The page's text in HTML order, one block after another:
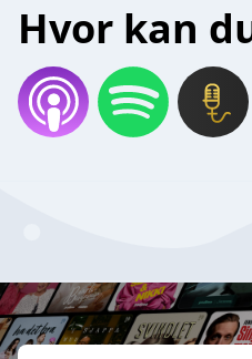
Hvor kan